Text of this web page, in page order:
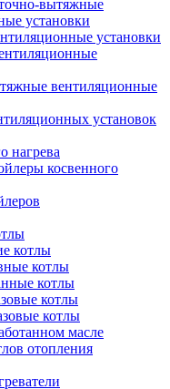
вытяжные
установки
установки
вентиляционные
установок
нагрева
косвенного
котлы
котлы
котлы
котлы
котлы
масле
отопления